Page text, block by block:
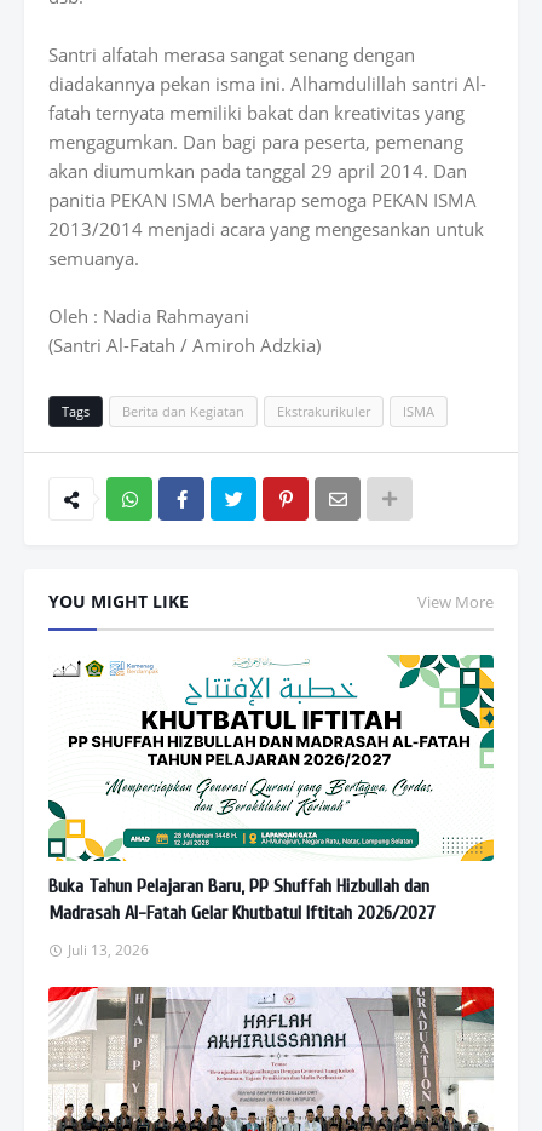
Santri alfatah merasa sangat senang dengan
diadakannya pekan isma ini. Alhamdulillah santri Al-
fatah ternyata memiliki bakat dan kreativitas yang
mengagumkan. Dan bagi para peserta, pemenang
akan diumumkan pada tanggal 29 april 2014. Dan
panitia PEKAN ISMA berharap semoga PEKAN ISMA
2013/2014 menjadi acara yang mengesankan untuk
semuanya.
Oleh : Nadia Rahmayani
(Santri Al-Fatah / Amiroh Adzkia)
Tags Berita dan Kegiatan Ekstrakurikuler ISMA
p
YOU MIGHT LIKE View More
Buka Tahun Pelajaran Baru, PP Shuffah Hizbullah dan
Madrasah Al-Fatah Gelar Khutbatul Iftitah 2026/2027
Juli 13, 2026